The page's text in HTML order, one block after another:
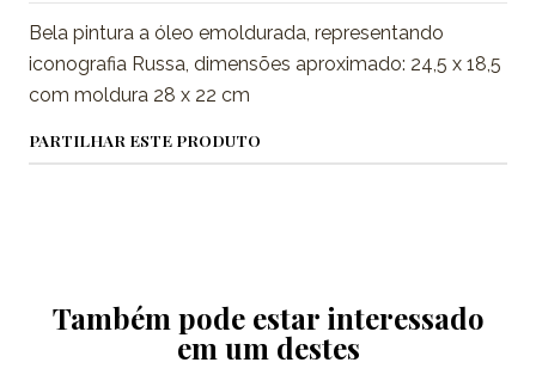
Bela pintura a óleo emoldurada, representando
iconografia Russa, dimensões aproximado: 24,5 x 18,5
com moldura 28 x 22 cm
PARTILHAR ESTE PRODUTO
Também pode estar interessado
em um destes